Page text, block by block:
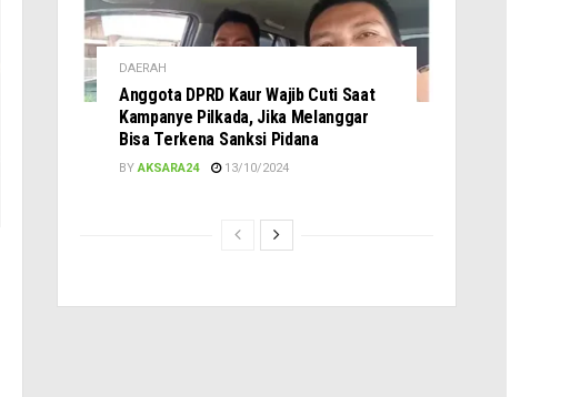
DAERAH
Anggota DPRD Kaur Wajib Cuti Saat
Kampanye Pilkada, Jika Melanggar
Bisa Terkena Sanksi Pidana
BY AKSARA24 13/10/2024